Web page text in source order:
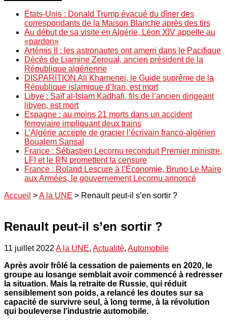
États-Unis : Donald Trump évacué du dîner des
correspondants de la Maison Blanche après des tirs
Au début de sa visite en Algérie, Léon XIV appelle au
«pardon»
Artémis II : les astronautes ont amerri dans le Pacifique
Décès de Liamine Zeroual, ancien président de la
République algérienne
DISPARITION Ali Khamenei, le Guide suprême de la
République islamique d’Iran, est mort
Libye : Saïf al-Islam Kadhafi, fils de l’ancien dirigeant
libyen, est mort
Espagne : au moins 21 morts dans un accident
ferroviaire impliquant deux trains
L’Algérie accepte de gracier l’écrivain franco-algérien
Boualem Sansal
France : Sébastien Lecornu reconduit Premier ministre,
LFI et le RN promettent la censure
France : Roland Lescure à l’Économie, Bruno Le Maire
aux Armées, le gouvernement Lecornu annoncé
Accueil >A la UNE > Renault peut-il s’en sortir ?
Renault peut-il s’en sortir ?
11 juillet 2022 A la UNE, Actualité, Automobile
Après avoir frôlé la cessation de paiements en 2020, le
groupe au losange semblait avoir commencé à redresser
la situation. Mais la retraite de Russie, qui réduit
sensiblement son poids, a relancé les doutes sur sa
capacité de survivre seul, à long terme, à la révolution
qui bouleverse l’industrie automobile.